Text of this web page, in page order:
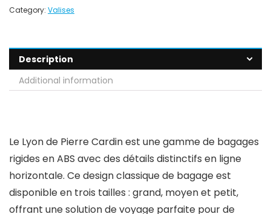
Category: Valises
Description
Additional information
Le Lyon de Pierre Cardin est une gamme de bagages
rigides en ABS avec des détails distinctifs en ligne
horizontale. Ce design classique de bagage est
disponible en trois tailles : grand, moyen et petit,
offrant une solution de voyage parfaite pour de